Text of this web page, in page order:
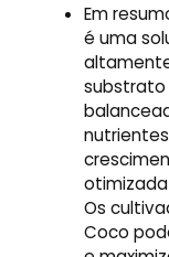
Em
é uma
substrato
Os
Coco